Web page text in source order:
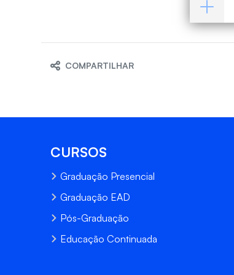
COMPARTILHAR
CURSOS
Graduação Presencial
Graduação EAD
Pós-Graduação
Educação Continuada